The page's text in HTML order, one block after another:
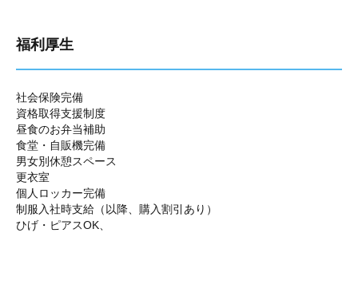
福利厚生
社会保険完備
資格取得支援制度
昼食のお弁当補助
食堂・自販機完備
男女別休憩スペース
更衣室
個人ロッカー完備
制服入社時支給（以降、購入割引あり）
ひげ・ピアスOK、